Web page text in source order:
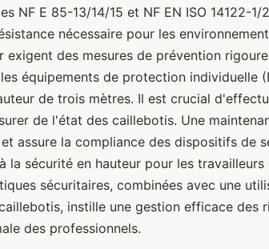
NF E 85-13/14/15 et NF EN ISO 14122-1/
nécessaire pour les
des mesures de prévention
équipements de protection individuelle
de trois mètres. Il est crucial
de l'état des caillebotis. Une
assure la compliance des dispositifs de
la sécurité en hauteur pour les travailleurs
sécuritaires, combinées avec une
instille une gestion efficace des
des professionnels.